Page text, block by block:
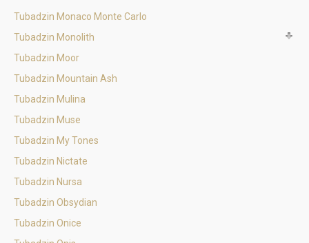
Tubadzin Monaco Monte Carlo
Tubadzin Monolith
Tubadzin Moor
Tubadzin Mountain Ash
Tubadzin Mulina
Tubadzin Muse
Tubadzin My Tones
Tubadzin Nictate
Tubadzin Nursa
Tubadzin Obsydian
Tubadzin Onice